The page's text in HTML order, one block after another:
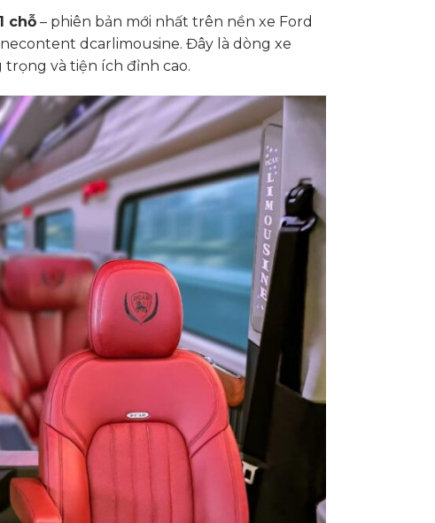
chỗ – phiên bản mới nhất trên nền xe Ford
content dcarlimousine. Đây là dòng xe
trọng và tiện ích đỉnh cao.